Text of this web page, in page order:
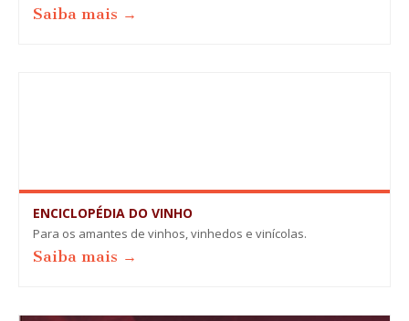
Saiba mais →
ENCICLOPÉDIA DO VINHO
Para os amantes de vinhos, vinhedos e vinícolas.
Saiba mais →